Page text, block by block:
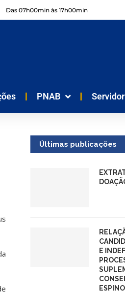
Das 07h00min às 17h00min
PNAB
Últimas publicações
E